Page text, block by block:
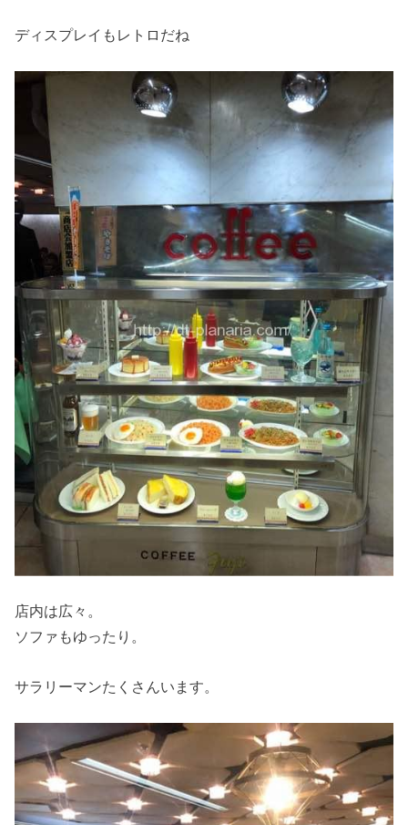
ディスプレイもレトロだね
店内は広々。
ソファもゆったり。
サラリーマンたくさんいます。